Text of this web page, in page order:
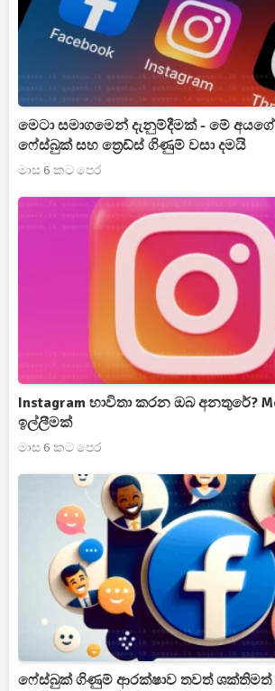
මෙටා සමාගමෙන් දැනුම්දීමක් - මේ අයගේ
ෆේස්බුක් සහ ත්‍රෙඩ්ස් ගිණුම් වසා දමයි
මාස 6 කට පෙර
Instagram භාවිතා කරන ඔබ අනතුරේ?
ඉල්ලීමක්
මාස 6 කට පෙර
ෆේස්බුක් ගිණුම් ආරක්ෂාව තවත් ශක්තිමත්